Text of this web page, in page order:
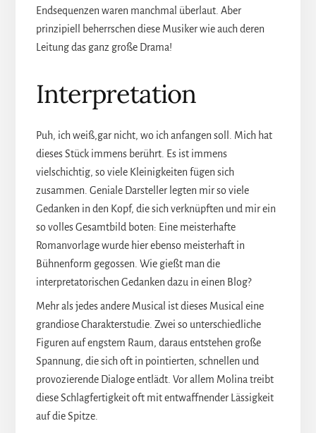
Endsequenzen waren manchmal überlaut. Aber
prinzipiell beherrschen diese Musiker wie auch deren
Leitung das ganz große Drama!
Interpretation
Puh, ich weiß,gar nicht, wo ich anfangen soll. Mich hat
dieses Stück immens berührt. Es ist immens
vielschichtig, so viele Kleinigkeiten fügen sich
zusammen. Geniale Darsteller legten mir so viele
Gedanken in den Kopf, die sich verknüpften und mir ein
so volles Gesamtbild boten: Eine meisterhafte
Romanvorlage wurde hier ebenso meisterhaft in
Bühnenform gegossen. Wie gießt man die
interpretatorischen Gedanken dazu in einen Blog?
Mehr als jedes andere Musical ist dieses Musical eine
grandiose Charakterstudie. Zwei so unterschiedliche
Figuren auf engstem Raum, daraus entstehen große
Spannung, die sich oft in pointierten, schnellen und
provozierende Dialoge entlädt. Vor allem Molina treibt
diese Schlagfertigkeit oft mit entwaffnender Lässigkeit
auf die Spitze.